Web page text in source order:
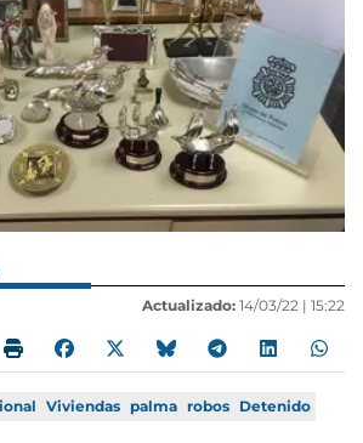
Actualizado: 14/03/22 | 15:22
Viviendas palma robos Detenido